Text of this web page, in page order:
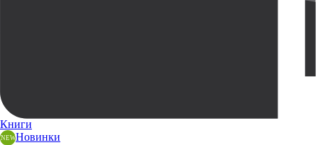
Книги
Новинки